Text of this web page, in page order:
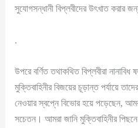
সুযোগসন্ধানী বিপ্লবীদের উৎখাত করার
.
উপরে বর্ণিত তথাকথিত বিপ্লবীরা নানাবিধ
মুক্তিবাহিনীর বিজয়ের চূড়ান্ত পর্যায়ে
নেওয়ার স্বপ্নে বিভোর হয়ে পড়েছেন,
সচেতন। আমরা জানি মুক্তিবাহিনীর